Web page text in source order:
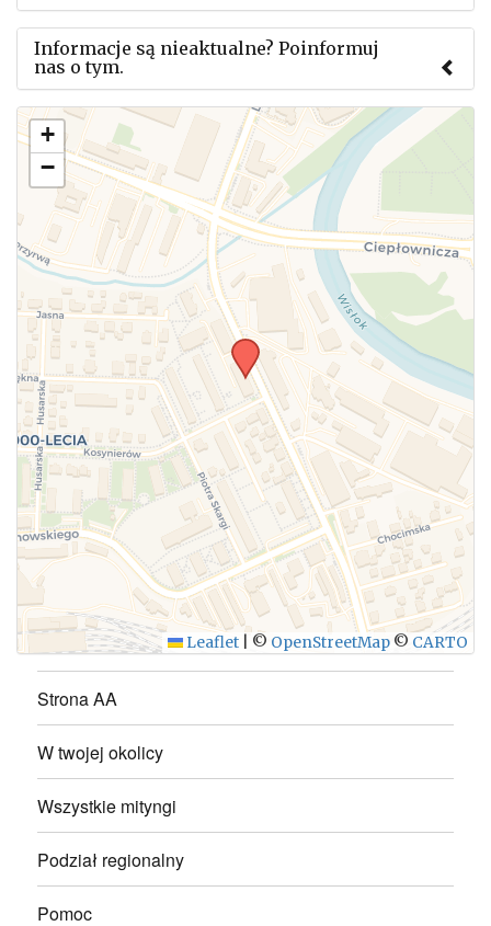
Informacje są nieaktualne? Poinformuj
nas o tym.
Użyj tego formularza aby przesłać informację o
zmianach w powyższym mityngu.
WYŚLIJ
+
−
Leaflet © OpenStreetMap © CARTO
Strona AA
W twojej okolicy
Wszystkie mityngi
Podział regionalny
Pomoc